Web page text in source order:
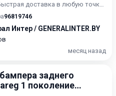
доставка в любую точку.
расчета карточк...
96819746
Интер / GENERALINTER.BY
месяц назад
заднего
1 поколение